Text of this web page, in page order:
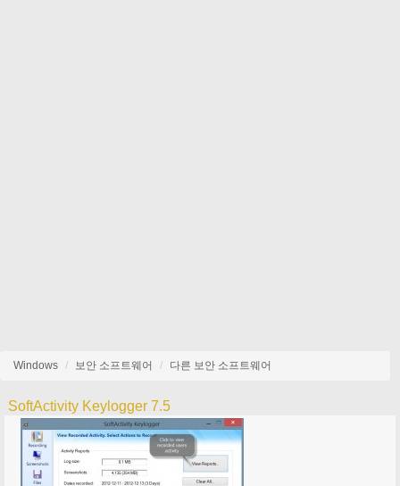
Windows 보안 소프트웨어 다른 보안 소프트웨어
SoftActivity Keylogger 7.5